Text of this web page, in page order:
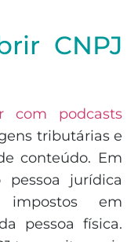
CNPJ
com podcasts
tributárias e
conteúdo. Em
jurídica
em
pessoa física.